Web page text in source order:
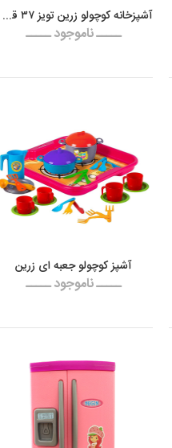
آشپزخانه کوچولو زرین تویز ۳۷ قطعه
ـــــ ناموجود ـــــ
آشپز کوچولو جعبه ای زرین
ـــــ ناموجود ـــــ